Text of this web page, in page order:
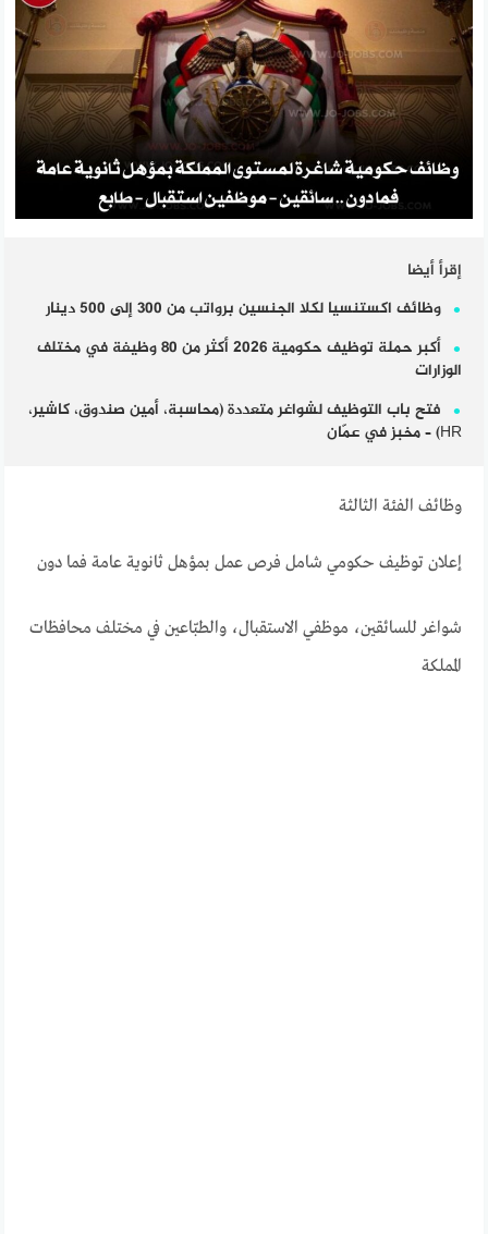
إقرأ أيضا
وظائف اكستنسيا لكلا الجنسين برواتب من 300 إلى 500 دينار
أكبر حملة توظيف حكومية 2026 أكثر من 80 وظيفة في مختلف
الوزارات
فتح باب التوظيف لشواغر متعددة (محاسبة، أمين صندوق، كاشير،
HR) – مخبز في عمّان
وظائف الفئة الثالثة
إعلان توظيف حكومي شامل فرص عمل بمؤهل ثانوية عامة فما دون
شواغر للسائقين، موظفي الاستقبال، والطبّاعين في مختلف محافظات
المملكة